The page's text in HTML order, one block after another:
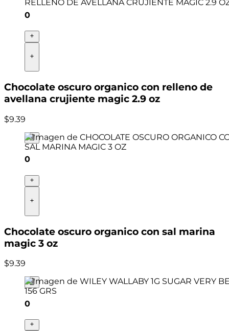
0
Chocolate oscuro organico con relleno de
avellana crujiente magic 2.9 oz
$9.39
0
Chocolate oscuro organico con sal marina
magic 3 oz
$9.39
0